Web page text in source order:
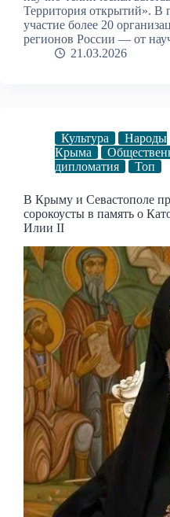
Территория открытий». В
участие более 20
регионов России — от
21.03.2026
Культура
Народы
Крыма
дипломатия
Топ
В Крыму и Севастополе
сорокоусты в память о
Илии II